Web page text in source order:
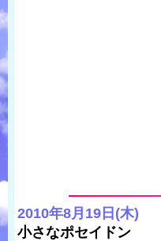
2010年8月19日(木)
小さなポセイドン